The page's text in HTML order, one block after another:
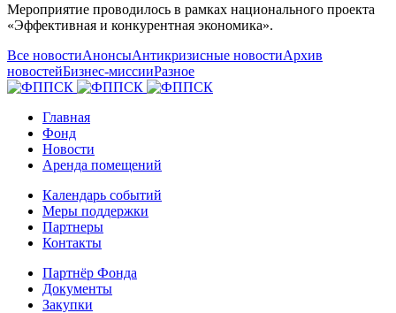
Мероприятие проводилось в рамках национального проекта
«Эффективная и конкурентная экономика».
Все новостиАнонсыАнтикризисные новостиАрхив
новостейБизнес-миссииРазное
Главная
Фонд
Новости
Аренда помещений
Календарь событий
Меры поддержки
Партнеры
Контакты
Партнёр Фонда
Документы
Закупки